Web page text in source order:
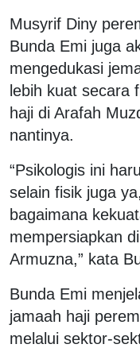
Musyrif Diny
Bunda Emi juga
mengedukasi
lebih kuat secara
haji di Arafah
nantinya.
“Psikologis ini
selain fisik juga
bagaimana
mempersiapkan
Armuzna,” kata
Bunda Emi
jamaah haji
melalui sektor-